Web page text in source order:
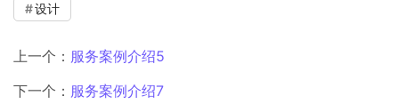
设计
上一个： 服务案例介绍5
下一个： 服务案例介绍7